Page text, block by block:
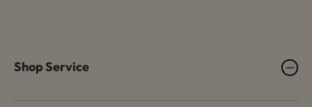
Shop Service